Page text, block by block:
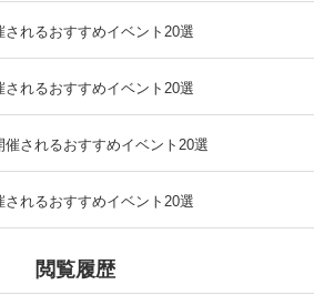
れるおすすめイベント20選
れるおすすめイベント20選
催されるおすすめイベント20選
れるおすすめイベント20選
閲覧履歴